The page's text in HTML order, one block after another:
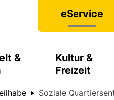
eService
&
Kultur &
Freizeit
Soziale